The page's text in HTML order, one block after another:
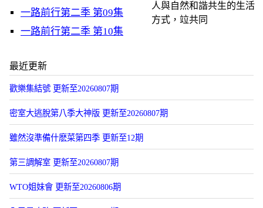
一路前行第二季 第09集
一路前行第二季 第10集
人與自然和諧共生的生活
方式，竝共同
最近更新
歡樂集結號 更新至20260807期
密室大逃脫第八季大神版 更新至20260807期
雖然沒準備什麽菜第四季 更新至12期
第三調解室 更新至20260807期
WTO姐妹會 更新至20260806期